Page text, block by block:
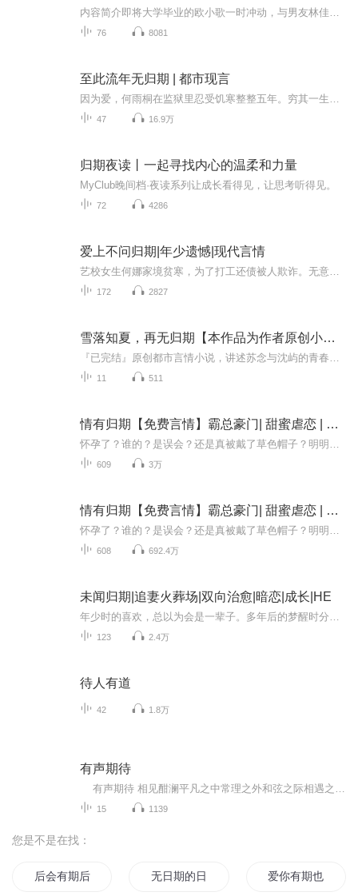
76 8081
至此流年无归期 | 都市现言
47 16.9万
归期夜读丨一起寻找内心的温柔和力量
MyClub晚间档·夜读系列让成长看得见，让思考听得见。
72 4286
爱上不问归期|年少遗憾|现代言情
172 2827
雪落知夏，再无归期【本作品为作者原创小说】
11 511
情有归期【免费言情】霸总豪门| 甜蜜虐恋 | 抵死缠绵
609 3万
情有归期【免费言情】霸总豪门| 甜蜜虐恋 | 抵死缠绵
608 692.4万
未闻归期|追妻火葬场|双向治愈|暗恋|成长|HE
123 2.4万
待人有道
42 1.8万
有声期待
15 1139
您是不是在找：
后会有期后会有期 无日期的日记 爱你有期也有情